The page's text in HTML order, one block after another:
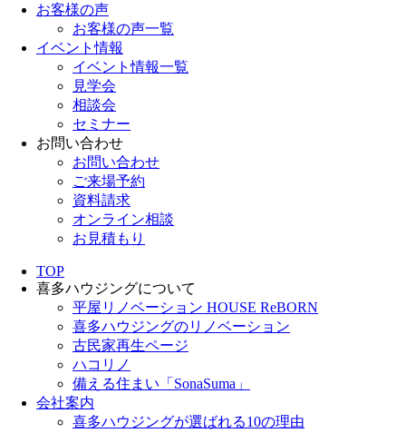
お客様の声
お客様の声一覧
イベント情報
イベント情報一覧
見学会
相談会
セミナー
お問い合わせ
お問い合わせ
ご来場予約
資料請求
オンライン相談
お見積もり
TOP
喜多ハウジングについて
平屋リノベーション HOUSE ReBORN
喜多ハウジングのリノベーション
古民家再生ページ
ハコリノ
備える住まい「SonaSuma」
会社案内
喜多ハウジングが選ばれる10の理由